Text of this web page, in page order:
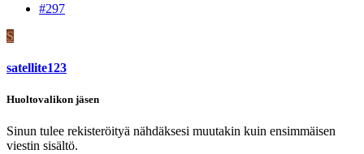
#297
S
satellite123
Huoltovalikon jäsen
Sinun tulee rekisteröityä nähdäksesi muutakin kuin ensimmäisen
viestin sisältö.